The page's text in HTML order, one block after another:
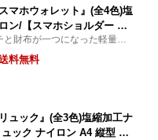
マホウォレット』(全4色)塩
ン/【スマホショルダー ス
マホバッグ 財布一体 ナイ
シェット軽量 撥水 メンズ
と財布が一つになった軽量ナ
お財布ポシェット
料無料
ュック』(全3色)塩縮加工ナ
ック ナイロン A4 縦型 バ